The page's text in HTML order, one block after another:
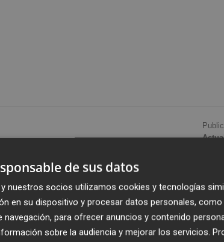
este sábado a 'La Hora del Planeta' con el
públicos y monumentos entre las 20.30 y las
ellos, la Catedral, el Miguelete, la Lonja, las
o la Porta de la Mar, entre otros.
de sus datos
nuestros socios utilizamos cookies y tecnologías
en su dispositivo y procesar datos personales,
navegación, para ofrecer anuncios y contenido
sobre la audiencia y mejorar los servicios.